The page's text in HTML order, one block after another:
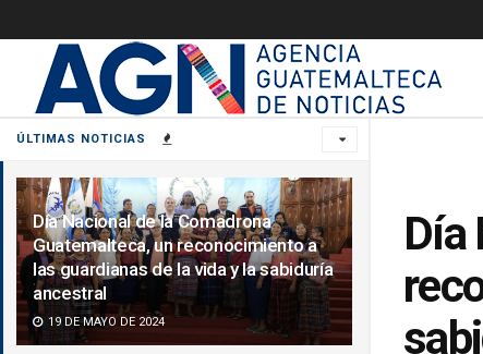
ÚLTIMAS NOTICIAS
Día Nacional de la Comadrona
Guatemalteca, un reconocimiento a
las guardianas de la vida y la sabiduría
ancestral
19 DE MAYO DE 2024
Día